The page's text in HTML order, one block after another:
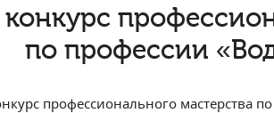
по профессии
профессионального мастерства